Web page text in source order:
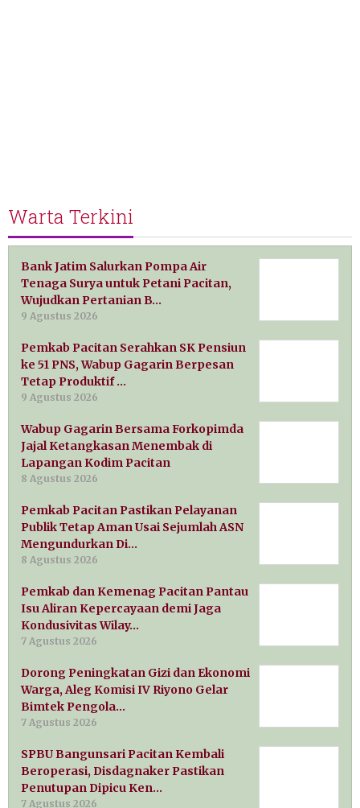
Warta Terkini
Bank Jatim Salurkan Pompa Air
Tenaga Surya untuk Petani Pacitan,
Wujudkan Pertanian B…
9 Agustus 2026
Pemkab Pacitan Serahkan SK Pensiun
ke 51 PNS, Wabup Gagarin Berpesan
Tetap Produktif …
9 Agustus 2026
Wabup Gagarin Bersama Forkopimda
Jajal Ketangkasan Menembak di
Lapangan Kodim Pacitan
8 Agustus 2026
Pemkab Pacitan Pastikan Pelayanan
Publik Tetap Aman Usai Sejumlah ASN
Mengundurkan Di…
8 Agustus 2026
Pemkab dan Kemenag Pacitan Pantau
Isu Aliran Kepercayaan demi Jaga
Kondusivitas Wilay…
7 Agustus 2026
Dorong Peningkatan Gizi dan Ekonomi
Warga, Aleg Komisi IV Riyono Gelar
Bimtek Pengola…
7 Agustus 2026
SPBU Bangunsari Pacitan Kembali
Beroperasi, Disdagnaker Pastikan
Penutupan Dipicu Ken…
7 Agustus 2026